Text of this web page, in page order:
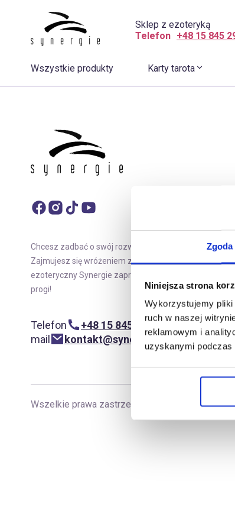
Zgoda
Niniejsza strona
Wykorzystujemy pliki
ruch w naszej
reklamowym i
uzyskanymi podczas
Sklep z ezoteryką
Telefon +48 15 845
Wszystkie produkty Karty tarota
Chcesz zadbać o swój rozwój duchowy?
Zajmujesz się wróżeniem z kart tarota? Sklep
ezoteryczny Synergie zaprasza w swoje
progi!
Telefon
+48 15 845 29 62
mail
kontakt@synergiepolska.pl
Wszelkie prawa zastrzeżone Copyright